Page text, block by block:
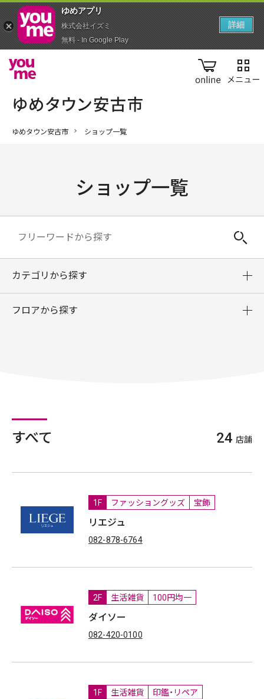
online
ゆめタウン安古市 ショップ一覧
ショップ一覧
カテゴリから探す
フロアから探す
すべて 24 店舗
1F ファッショングッズ 宝飾
リエジュ
082-878-6764
2F 生活雑貨 100円均一
ダイソー
082-420-0100
1F 生活雑貨 印鑑・リペア
ゆめアプ‪リ‬
株式会社イズミ
無料 - In Google Play
詳細